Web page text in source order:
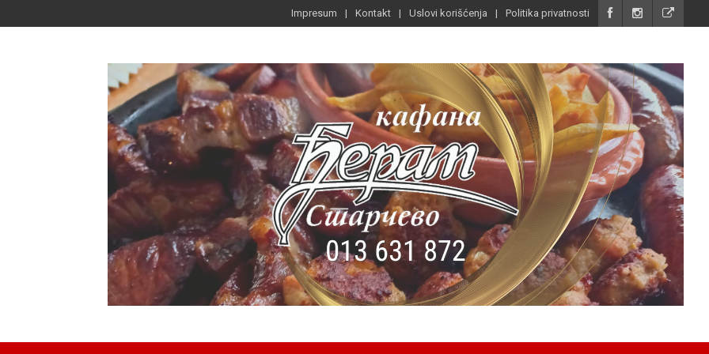
Impresum Kontakt Uslovi korišćenja Politika privatnosti